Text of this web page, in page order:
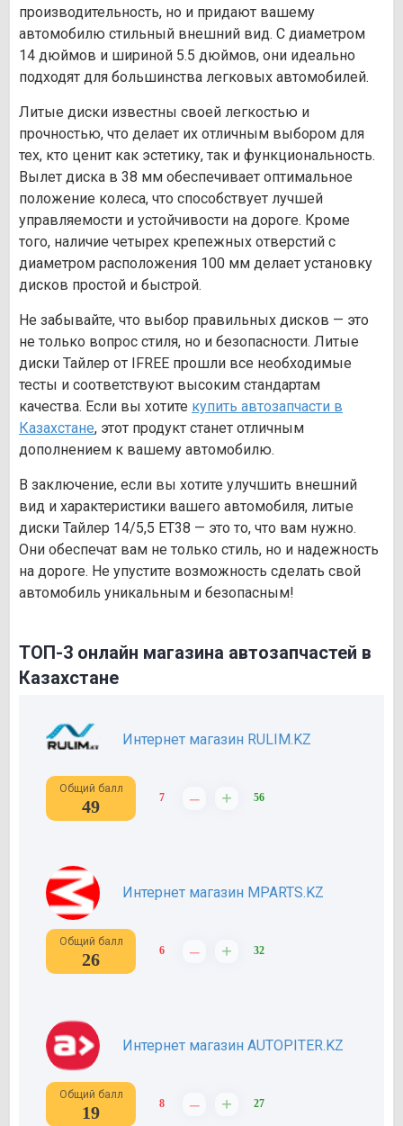
производительность, но и придают вашему
автомобилю стильный внешний вид. С диаметром
14 дюймов и шириной 5.5 дюймов, они идеально
подходят для большинства легковых автомобилей.
Литые диски известны своей легкостью и
прочностью, что делает их отличным выбором для
тех, кто ценит как эстетику, так и функциональность.
Вылет диска в 38 мм обеспечивает оптимальное
положение колеса, что способствует лучшей
управляемости и устойчивости на дороге. Кроме
того, наличие четырех крепежных отверстий с
диаметром расположения 100 мм делает установку
дисков простой и быстрой.
Не забывайте, что выбор правильных дисков — это
не только вопрос стиля, но и безопасности. Литые
диски Тайлер от IFREE прошли все необходимые
тесты и соответствуют высоким стандартам
качества. Если вы хотите купить автозапчасти в
Казахстане, этот продукт станет отличным
дополнением к вашему автомобилю.
В заключение, если вы хотите улучшить внешний
вид и характеристики вашего автомобиля, литые
диски Тайлер 14/5,5 ET38 — это то, что вам нужно.
Они обеспечат вам не только стиль, но и надежность
на дороге. Не упустите возможность сделать свой
автомобиль уникальным и безопасным!
ТОП-3 онлайн магазина автозапчастей в
Казахстане
Интернет магазин RULIM.KZ
Общий балл
49 7 – + 56
Интернет магазин MPARTS.KZ
Общий балл
26 6 – + 32
Интернет магазин AUTOPITER.KZ
Общий балл
19 8 – + 27